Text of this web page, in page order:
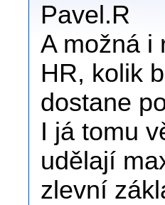
Pavel.R
A možná i
HR, kolik
dostane
I já tomu
udělají
zlevní